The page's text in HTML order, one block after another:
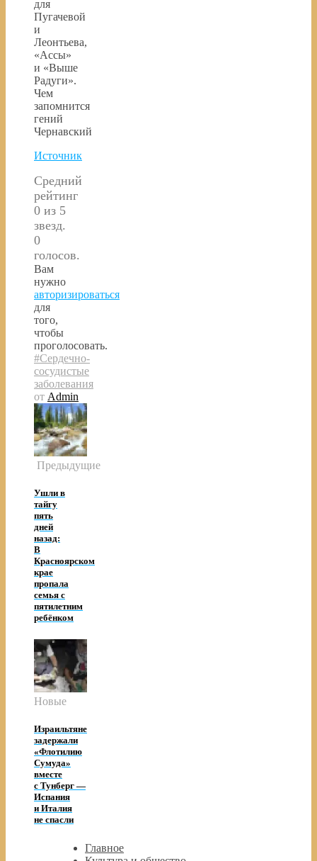
для
Пугачевой
и
Леонтьева,
«Ассы»
и «Выше
Радуги».
Чем
запомнится
гений
Чернавский
Источник
Средний
рейтинг
0 из 5
звезд.
0
голосов.
Вам
нужно
авторизироваться
для
того,
чтобы
проголосовать.
#Сердечно-
сосудистые
заболевания
от Admin
Предыдущие
Ушли в
тайгу
пять
дней
назад:
В
Красноярском
крае
пропала
семья с
пятилетним
ребёнком
Новые
Израильтяне
задержали
«Флотилию
Сумуда»
вместе
с Тунберг —
Испания
и Италия
не спасли
Главное